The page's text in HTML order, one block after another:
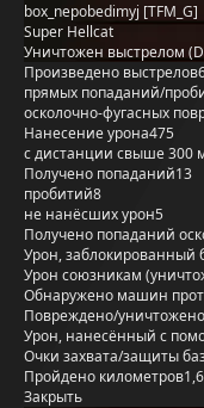
box_nepobedimyj [TFM_G]
Super Hellcat
Уничтожен выстрелом
Произведено выстрелов
прямых попаданий/
осколочно-фугасных
Нанесение урона475
с дистанции свыше 300
Получено попаданий13
пробитий8
не нанёсших урон5
Получено попаданий
Урон, заблокированный
Урон союзникам
Обнаружено машин
Повреждено/
Урон, нанесённый с
Очки захвата/защиты
Пройдено километров
Закрыть